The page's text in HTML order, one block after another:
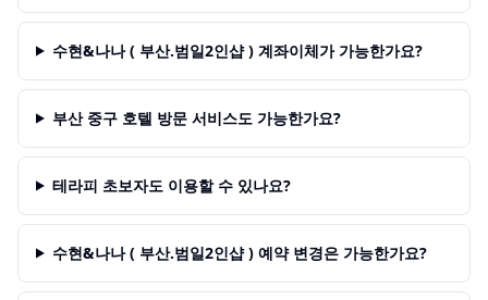
수현&나나 ( 부산.범일2인샵 ) 계좌이체가 가능한가요?
부산 중구 호텔 방문 서비스도 가능한가요?
테라피 초보자도 이용할 수 있나요?
수현&나나 ( 부산.범일2인샵 ) 예약 변경은 가능한가요?